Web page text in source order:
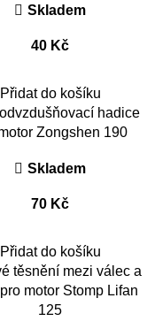
Skladem
40 Kč
Přidat do košíku
hadice
Zongshen 190
Skladem
70 Kč
Přidat do košíku
těsnění mezi válec a
motor Stomp Lifan
125